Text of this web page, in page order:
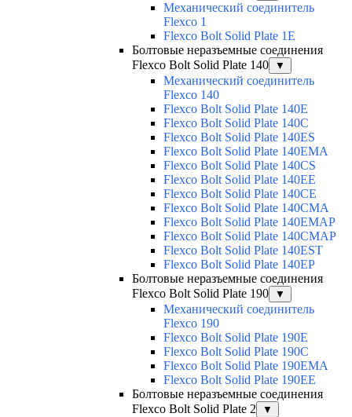
Механический соединитель
Flexco 1
Flexco Bolt Solid Plate 1E
Болтовые неразъемные соединения
Flexco Bolt Solid Plate 140
▼
Механический соединитель
Flexco 140
Flexco Bolt Solid Plate 140E
Flexco Bolt Solid Plate 140C
Flexco Bolt Solid Plate 140ES
Flexco Bolt Solid Plate 140EMA
Flexco Bolt Solid Plate 140CS
Flexco Bolt Solid Plate 140EE
Flexco Bolt Solid Plate 140CE
Flexco Bolt Solid Plate 140CMA
Flexco Bolt Solid Plate 140EMAP
Flexco Bolt Solid Plate 140CMAP
Flexco Bolt Solid Plate 140EST
Flexco Bolt Solid Plate 140EP
Болтовые неразъемные соединения
Flexco Bolt Solid Plate 190
▼
Механический соединитель
Flexco 190
Flexco Bolt Solid Plate 190E
Flexco Bolt Solid Plate 190C
Flexco Bolt Solid Plate 190EMA
Flexco Bolt Solid Plate 190EE
Болтовые неразъемные соединения
Flexco Bolt Solid Plate 2
▼